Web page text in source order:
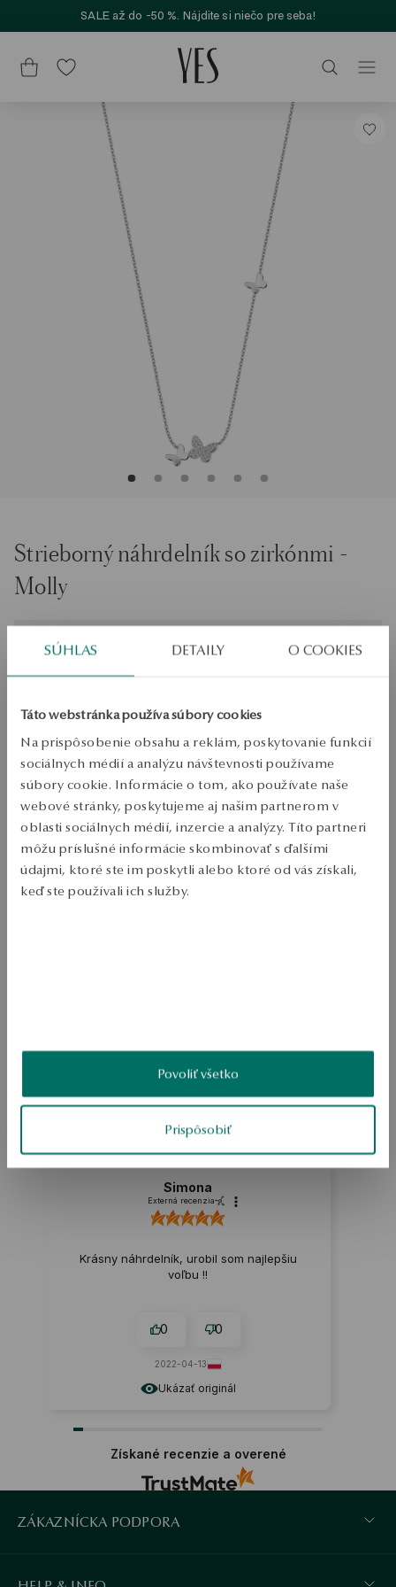
SÚHLAS DETAILY O COOKIES
Táto webstránka používa súbory cookies
Na prispôsobenie obsahu a reklám, poskytovanie funkcií
sociálnych médií a analýzu návštevnosti používame
súbory cookie. Informácie o tom, ako používate naše
webové stránky, poskytujeme aj našim partnerom v
oblasti sociálnych médií, inzercie a analýzy. Títo partneri
môžu príslušné informácie skombinovať s ďalšími
údajmi, ktoré ste im poskytli alebo ktoré od vás získali,
keď ste používali ich služby.
Povoliť všetko
Prispôsobiť
SALE až do -50 %. Nájdite si niečo pre seba!
Strieborný náhrdelník so zirkónmi -
Molly
Veľkosť
Veľkosť
Overiť dostupnosť
Zásielka:1pracovné dni
Doprava zdarma od 70 EUR
Bezplatné vrátenie tovaru do 30 dní
PODROBNOSTI
5.0
Hodnotenie
Na základe
25recenzií
Ako zhromažďujeme recenzie?
Ukázať originál
Simona
Externá recenzia
Krásny náhrdelník, urobil som najlepšiu
voľbu !!
0 0
2022-04-13
Získané recenzie a overené
ZÁKAZNÍCKA PODPORA